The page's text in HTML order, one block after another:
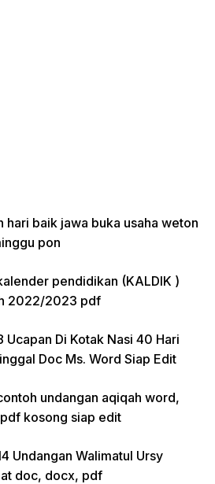
hari baik jawa buka usaha weton
pon
pendidikan (KALDIK )
2022/2023 pdf
Ucapan Di Kotak Nasi 40 Hari
Doc Ms. Word Siap Edit
undangan aqiqah word,
kosong siap edit
Undangan Walimatul Ursy
doc, docx, pdf